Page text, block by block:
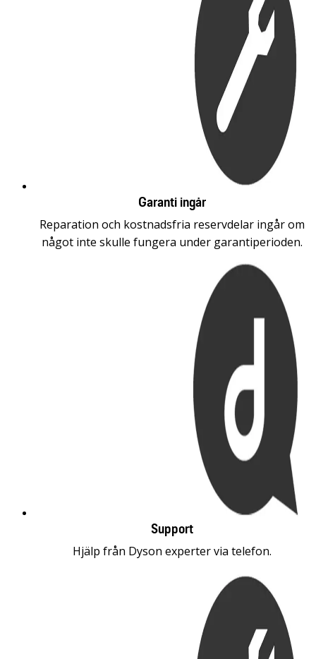
Garanti ingår
Reparation och kostnadsfria reservdelar ingår om
något inte skulle fungera under garantiperioden.
Support
Hjälp från Dyson experter via telefon.